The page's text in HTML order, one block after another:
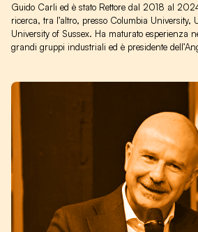
Guido Carli ed è stato Rettore dal 2018 al
ricerca, tra l’altro, presso Columbia University,
University of Sussex. Ha maturato esperienza
grandi gruppi industriali ed è presidente